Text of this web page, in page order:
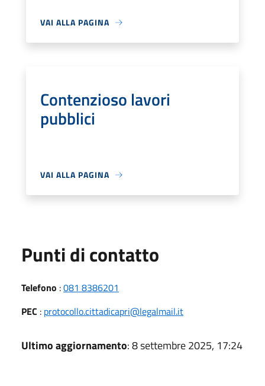
VAI ALLA PAGINA
Contenzioso lavori
pubblici
VAI ALLA PAGINA
Punti di contatto
Telefono :081 8386201
PEC : protocollo.cittadicapri@legalmail.it
Ultimo aggiornamento: 8 settembre 2025, 17:24